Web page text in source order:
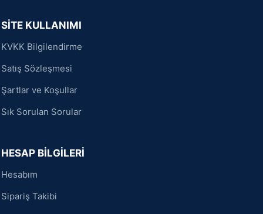
SİTE KULLANIMI
KVKK Bilgilendirme
Satış Sözleşmesi
Şartlar ve Koşullar
Sık Sorulan Sorular
HESAP BİLGİLERİ
Hesabım
Sipariş Takibi